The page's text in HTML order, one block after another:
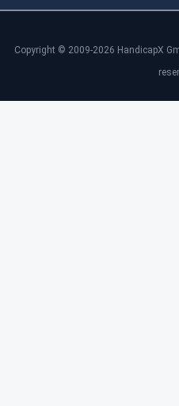
Copyright © 2009-2026 HandicapX